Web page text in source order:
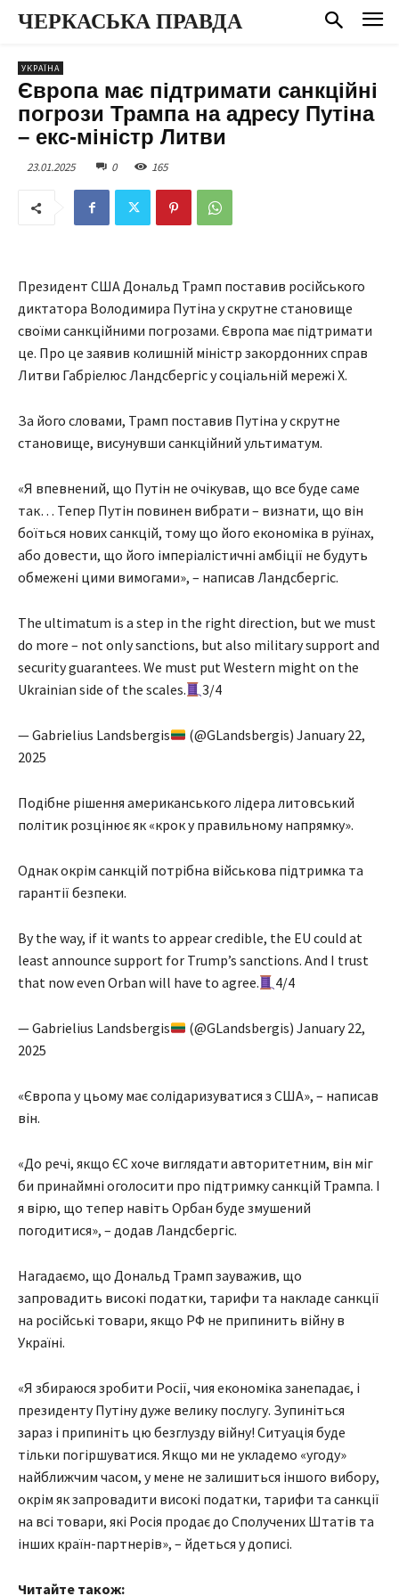
ЧЕРКАСЬКА ПРАВДА
УКРАЇНА
Європа має підтримати санкційні
погрози Трампа на адресу Путіна
– екс-міністр Литви
23.01.2025 0 165
Президент США Дональд Трамп поставив російського
диктатора Володимира Путіна у скрутне становище
своїми санкційними погрозами. Європа має підтримати
це. Про це заявив колишній міністр закордонних справ
Литви Габріелюс Ландсбергіс у соціальній мережі X.
За його словами, Трамп поставив Путіна у скрутне
становище, висунувши санкційний ультиматум.
«Я впевнений, що Путін не очікував, що все буде саме
так… Тепер Путін повинен вибрати – визнати, що він
боїться нових санкцій, тому що його економіка в руїнах,
або довести, що його імперіалістичні амбіції не будуть
обмежені цими вимогами», – написав Ландсбергіс.
The ultimatum is a step in the right direction, but we must
do more – not only sanctions, but also military support and
security guarantees. We must put Western might on the
Ukrainian side of the scales.
3/4
— Gabrielius Landsbergis
(@GLandsbergis) January 22,
2025
Подібне рішення американського лідера литовський
політик розцінює як «крок у правильному напрямку».
Однак окрім санкцій потрібна військова підтримка та
гарантії безпеки.
By the way, if it wants to appear credible, the EU could at
least announce support for Trump’s sanctions. And I trust
that now even Orban will have to agree.
4/4
— Gabrielius Landsbergis
(@GLandsbergis) January 22,
2025
«Європа у цьому має солідаризуватися з США», – написав
він.
«До речі, якщо ЄС хоче виглядати авторитетним, він міг
би принаймні оголосити про підтримку санкцій Трампа. І
я вірю, що тепер навіть Орбан буде змушений
погодитися», – додав Ландсбергіс.
Нагадаємо, що Дональд Трамп зауважив, що
запровадить високі податки, тарифи та накладе санкції
на російські товари, якщо РФ не припинить війну в
Україні.
«Я збираюся зробити Росії, чия економіка занепадає, і
президенту Путіну дуже велику послугу. Зупиніться
зараз і припиніть цю безглузду війну! Ситуація буде
тільки погіршуватися. Якщо ми не укладемо «угоду»
найближчим часом, у мене не залишиться іншого вибору,
окрім як запровадити високі податки, тарифи та санкції
на всі товари, які Росія продає до Сполучених Штатів та
інших країн-партнерів», – йдеться у дописі.
Читайте також: